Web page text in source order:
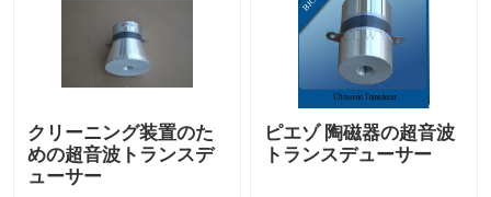
クリーニング装置のた
めの超音波トランスデ
ューサー
ピエゾ 陶磁器の超音波
トランスデューサー